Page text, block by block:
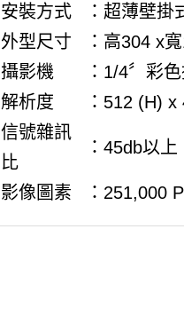
安裝方式
：超薄壁掛
外型尺寸
：高304 x
攝影機
：1/4〞彩
解析度
：512 (H) x
信號雜訊
比
：45db以上
影像圖素 ：251,000